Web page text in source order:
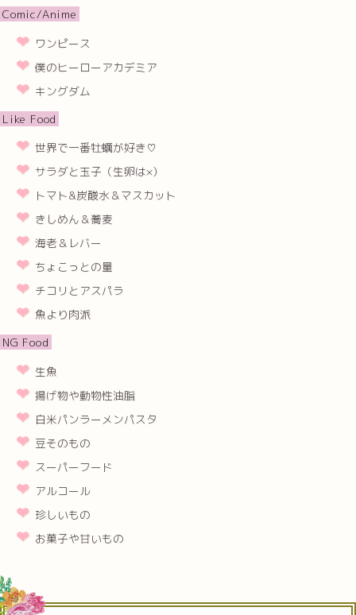
Comic/Anime
ワンピース
僕のヒーローアカデミア
キングダム
Like Food
世界で一番牡蠣が好き♡
サラダと玉子（生卵は×）
トマト&炭酸水＆マスカット
きしめん＆蕎麦
海老＆レバー
ちょこっとの量
チコリとアスパラ
魚より肉派
NG Food
生魚
揚げ物や動物性油脂
白米パンラーメンパスタ
豆そのもの
スーパーフード
アルコール
珍しいもの
お菓子や甘いもの